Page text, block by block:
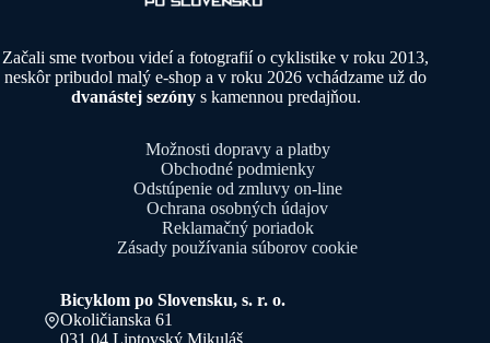
Začali sme tvorbou videí a fotografií o cyklistike v roku 2013,
neskôr pribudol malý e-shop a v roku 2026 vchádzame už do
dvanástej sezónys kamennou predajňou.
Možnosti dopravy a platby
Obchodné podmienky
Odstúpenie od zmluvy on-line
Ochrana osobných údajov
Reklamačný poriadok
Zásady používania súborov cookie
Bicyklom po Slovensku, s. r. o.
Okoličianska 61
031 04 Liptovský Mikuláš